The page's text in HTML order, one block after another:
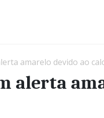
amarelo devido ao
alerta